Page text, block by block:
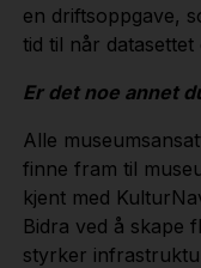
en driftsoppgave,
tid til når
Er det noe annet
Alle
finne fram til
kjent med
Bidra ved å skape
styrker